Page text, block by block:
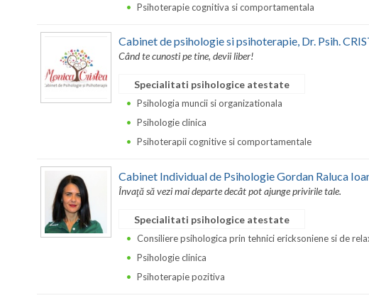
Psihoterapie cognitiva si comportamentala
Cabinet de psihologie si psihoterapie, Dr. Psih.
Când te cunosti pe tine, devii liber!
Specialitati psihologice atestate
Psihologia muncii si organizationala
Psihologie clinica
Psihoterapii cognitive si comportamentale
Cabinet Individual de Psihologie Gordan Raluca
Învaţă să vezi mai departe decât pot ajunge privirile tale.
Specialitati psihologice atestate
Consiliere psihologica prin tehnici ericksoniene si de
Psihologie clinica
Psihoterapie pozitiva